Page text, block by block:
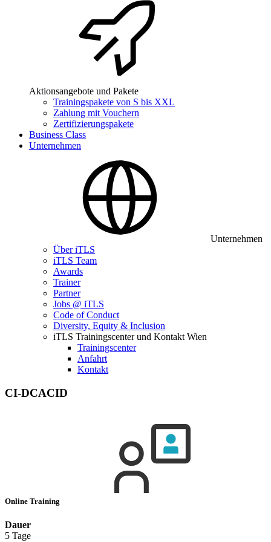
Aktionsangebote und Pakete
Trainingspakete von S bis XXL
Zahlung mit Vouchern
Zertifizierungspakete
Business Class
Unternehmen
Unternehmen
Über iTLS
iTLS Team
Awards
Trainer
Partner
Jobs @ iTLS
Code of Conduct
Diversity, Equity & Inclusion
iTLS Trainingscenter und Kontakt Wien
Trainingscenter
Anfahrt
Kontakt
CI-DCACID
Online Training
Dauer
5 Tage